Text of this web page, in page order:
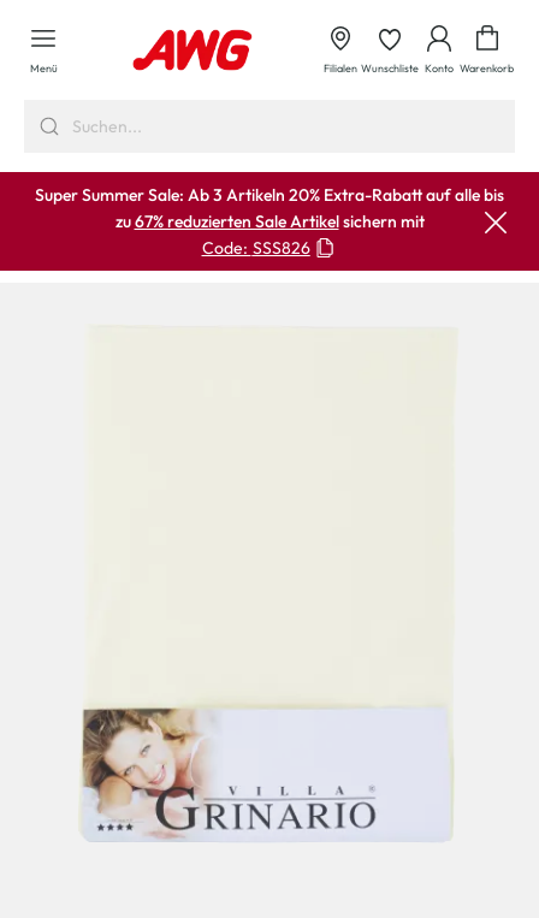
springen
Menü Filialen Wunschliste Konto Warenkorb
Super Summer Sale: Ab 3 Artikeln 20% Extra-Rabatt auf alle bis
zu67% reduzierten Sale Artikelsichern mit
Code: SSS826